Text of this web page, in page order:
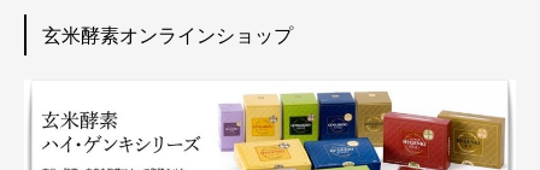
玄米酵素オンラインショップ